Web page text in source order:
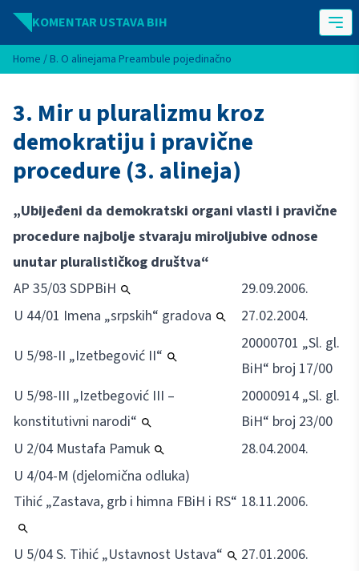
Idi na sadržaj
KOMENTAR USTAVA BIH
Home / B. O alinejama Preambule pojedinačno
3. Mir u pluralizmu kroz
demokratiju i pravične
procedure (3. alineja)
„Ubijeđeni da demokratski organi vlasti i pravične
procedure najbolje stvaraju miroljubive odnose
unutar pluralističkog društva“
AP 35/03 SDPBiH
29.09.2006.
U 44/01 Imena „srpskih“ gradova
27.02.2004.
U 5/98-II „Izetbegović II“
20000701 „Sl. gl.
BiH“ broj 17/00
U 5/98-III „Izetbegović III –
konstitutivni narodi“
20000914 „Sl. gl.
BiH“ broj 23/00
U 2/04 Mustafa Pamuk
28.04.2004.
U 4/04-M (djelomična odluka)
Tihić „Zastava, grb i himna FBiH i RS“ 18.11.2006.
U 5/04 S. Tihić „Ustavnost Ustava“
27.01.2006.